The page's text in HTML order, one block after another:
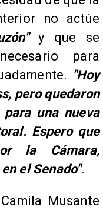
no actúe
y que se
para
"Hoy
pero quedaron
una nueva
Espero que
la Cámara,
el Senado".
Musante